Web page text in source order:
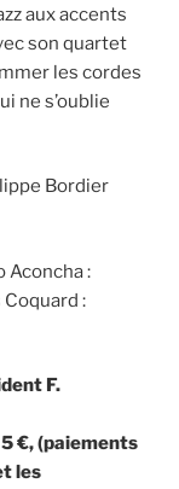
aux accents
son quartet
les cordes
ne s’oublie
Bordier
Aconcha :
:
F.
€, (paiements
les